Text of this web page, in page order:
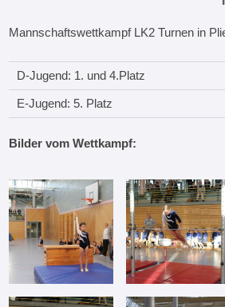
Mannschaftswettkampf LK2 Turnen in
D-Jugend: 1. und 4.Platz
E-Jugend: 5. Platz
Bilder vom Wettkampf: